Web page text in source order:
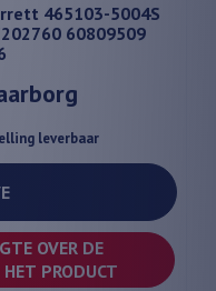
465103-5004S
60809509
leverbaar
OVER DE
PRODUCT